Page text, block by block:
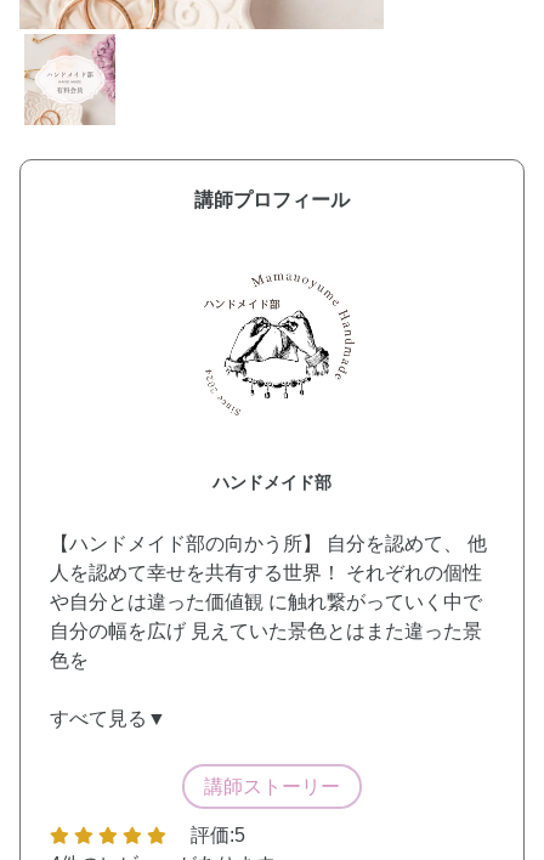
講師プロフィール
ハンドメイド部
【ハンドメイド部の向かう所】 自分を認めて、 他
人を認めて幸せを共有する世界！ それぞれの個性
や自分とは違った価値観 に触れ繋がっていく中で
自分の幅を広げ 見えていた景色とはまた違った景
色を
すべて見る▼
講師ストーリー
評価:5